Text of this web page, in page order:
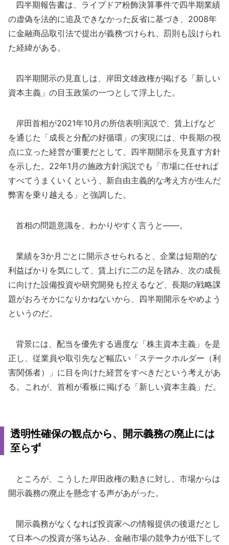
四半期報告書は、ライブドア粉飾決算事件で四半期業績
の虚偽を法的に追及できなかった反省に基づき、2008年
に金融商品取引法で提出が義務づけられ、罰則も設けられ
た経緯がある。
四半期開示の見直しは、岸田文雄政権が掲げる「新しい
資本主義」の目玉政策の一つとして浮上した。
岸田首相が2021年10月の所信表明演説で、賃上げなど
を通じた「成長と分配の好循環」の実現には、中長期の視
点に立った経営が重要だとして、四半期開示を見直す方針
を示した。22年1月の施政方針演説でも「市場に任せれば
すべてうまくいくという、新自由主義的な考え方が生んだ
弊害を乗り越える」と強調した。
首相の問題意識を、わかりやすく言うと――。
業績を3か月ごとに開示させられると、企業は短期的な
利益ばかりを気にして、賃上げに二の足を踏み、次の成長
に向けた設備投資や研究開発も控えるなど、長期の戦略課
題がおろそかになりかねないから、四半期開示をやめよう
というのだ。
背景には、配当を優先する過度な「株主資本主義」を是
正し、従業員や取引先など幅広い「ステークホルダー（利
害関係者）」に目を向けた経営をすべきだという考えがあ
る。これが、首相が看板に掲げる「新しい資本主義」だ。
透明性確保の観点から、開示義務の廃止には
至らず
ところが、こうした岸田政権の動きに対し、市場からは
開示義務の廃止を懸念する声があがった。
開示義務がなくなれば投資家への情報提供の後退だとし
て日本への投資が落ち込み、金融市場の競争力が低下して